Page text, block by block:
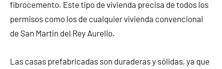
fibrocemento. Este tipo de vivienda precisa de todos los
permisos como los de cualquier vivienda convencional
de San Martín del Rey Aurelio.
Las casas prefabricadas son duraderas y sólidas, ya que